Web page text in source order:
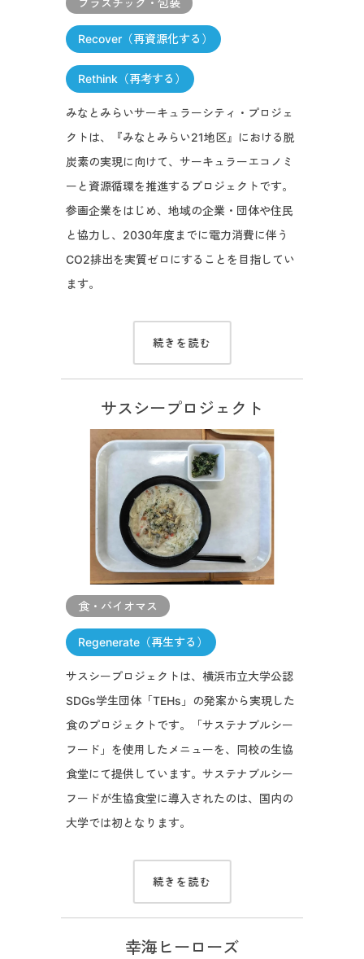
プラスチック・包装
Recover（再資源化する）
Rethink（再考する）
みなとみらいサーキュラーシティ・プロジェ
クトは、『みなとみらい21地区』における脱
炭素の実現に向けて、サーキュラーエコノミ
ーと資源循環を推進するプロジェクトです。
参画企業をはじめ、地域の企業・団体や住民
と協力し、2030年度までに電力消費に伴う
CO2排出を実質ゼロにすることを目指してい
ます。
続きを読む
サスシープロジェクト
食・バイオマス
Regenerate（再生する）
サスシープロジェクトは、横浜市立大学公認
SDGs学生団体「TEHs」の発案から実現した
食のプロジェクトです。「サステナブルシー
フード」を使用したメニューを、同校の生協
食堂にて提供しています。サステナブルシー
フードが生協食堂に導入されたのは、国内の
大学では初となります。
続きを読む
幸海ヒーローズ